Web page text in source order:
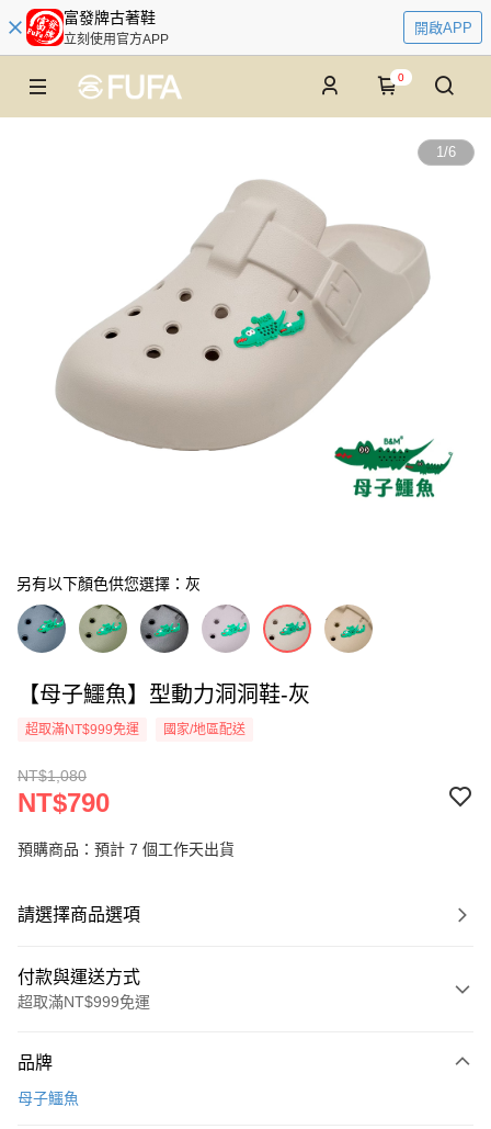
富發牌古著鞋
立刻使用官方APP
開啟APP
0
1/6
另有以下顏色供您選擇：灰
【母子鱷魚】型動力洞洞鞋-灰
超取滿NT$999免運 國家/地區配送
NT$1,080
NT$790
預購商品：預計 7 個工作天出貨
請選擇商品選項
付款與運送方式
超取滿NT$999免運
信用卡一次付款
品牌
母子鱷魚